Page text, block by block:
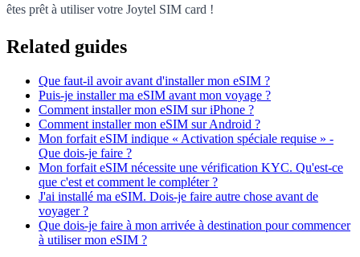
êtes prêt à utiliser votre Joytel SIM card !
Related guides
Que faut-il avoir avant d'installer mon eSIM ?
Puis-je installer ma eSIM avant mon voyage ?
Comment installer mon eSIM sur iPhone ?
Comment installer mon eSIM sur Android ?
Mon forfait eSIM indique « Activation spéciale requise » -
Que dois-je faire ?
Mon forfait eSIM nécessite une vérification KYC. Qu'est-ce
que c'est et comment le compléter ?
J'ai installé ma eSIM. Dois-je faire autre chose avant de
voyager ?
Que dois-je faire à mon arrivée à destination pour commencer
à utiliser mon eSIM ?